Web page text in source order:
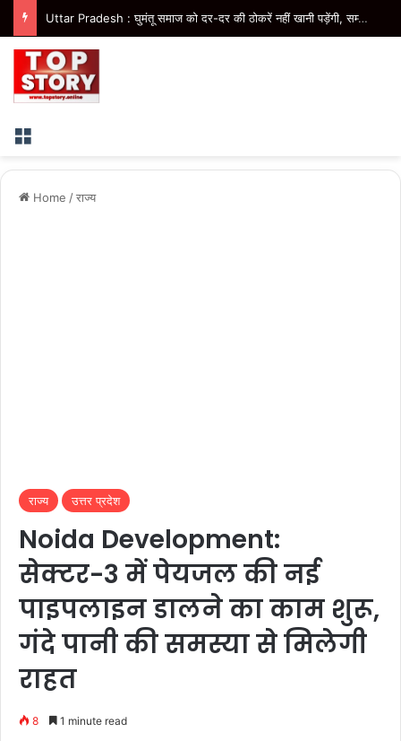
Uttar Pradesh : घुमंतू समाज को दर-दर की ठोकरें नहीं खानी पड़ेंगी, सम्मान के साथ मिलेगा विकास का अवसर- मुख्यमंत्री
Menu
Home /राज्य
राज्य उत्तर प्रदेश
Noida Development:
सेक्टर-3 में पेयजल की नई
पाइपलाइन डालने का काम शुरू,
गंदे पानी की समस्या से मिलेगी
राहत
8 1 minute read